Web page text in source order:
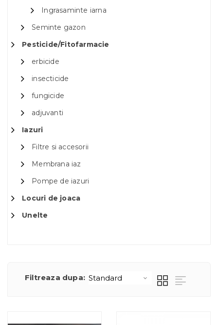
Ingrasaminte iarna
Seminte gazon
Pesticide/Fitofarmacie
erbicide
insecticide
fungicide
adjuvanti
Iazuri
Filtre si accesorii
Membrana iaz
Pompe de iazuri
Locuri de joaca
Unelte
Filtreaza dupa: